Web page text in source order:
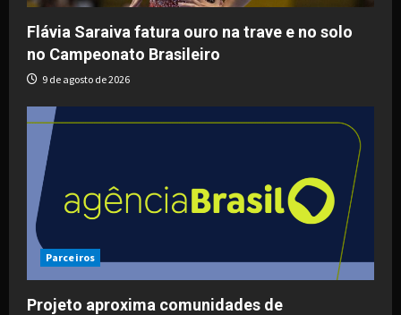
Flávia Saraiva fatura ouro na trave e no solo
no Campeonato Brasileiro
9 de agosto de 2026
Parceiros
Projeto aproxima comunidades de